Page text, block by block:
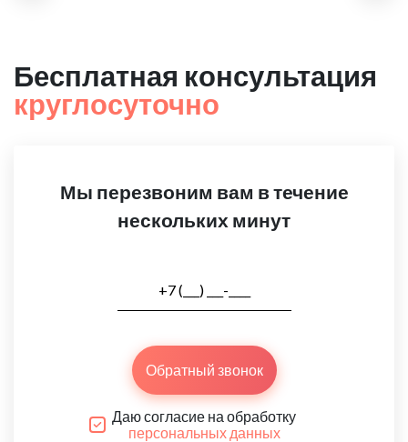
Бесплатная консультация
круглосуточно
Мы перезвоним вам в течение
нескольких минут
Обратный звонок
Даю согласие на обработку
персональных данных